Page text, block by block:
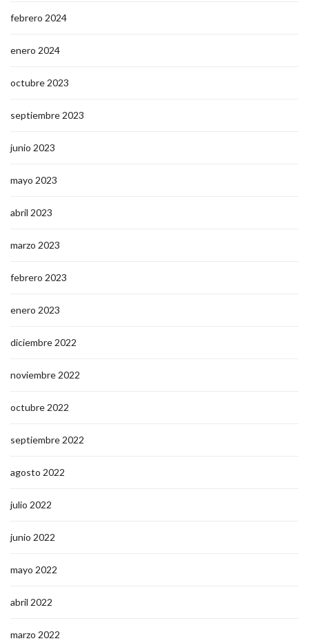
febrero 2024
enero 2024
octubre 2023
septiembre 2023
junio 2023
mayo 2023
abril 2023
marzo 2023
febrero 2023
enero 2023
diciembre 2022
noviembre 2022
octubre 2022
septiembre 2022
agosto 2022
julio 2022
junio 2022
mayo 2022
abril 2022
marzo 2022